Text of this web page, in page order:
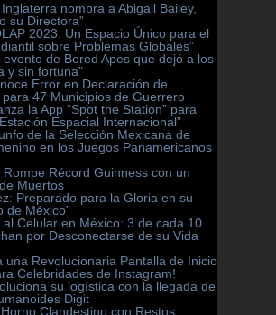
nombra a Abigail Bailey,
su Directora”
2023: Un Espacio Único para el
sobre Problemas Globales”
evento de Bored Apes que dejó a los
y sin fortuna”
Error en Declaración de
47 Municipios de Guerrero
la App “Spot the Station” para
Espacial Internacional”
de la Selección Mexicana de
en los Juegos Panamericanos
Rompe Récord Guinness con un
Muertos
Preparado para la Gloria en su
de México”
al Celular en México: 3 de cada 10
por Desconectarse de su Vida
una Revolucionaria Pantalla de Inicio
Celebridades de Instagram!
su logística con la llegada de
Digit
Clandestino con Restos